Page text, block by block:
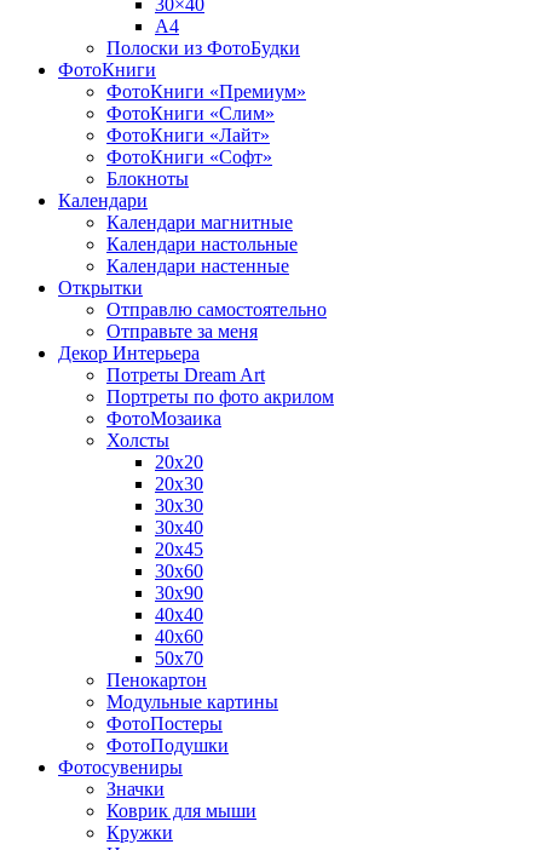
A4
Полоски из ФотоБудки
ФотоКниги
ФотоКниги «Премиум»
ФотоКниги «Слим»
ФотоКниги «Лайт»
ФотоКниги «Софт»
Блокноты
Календари
Календари магнитные
Календари настольные
Календари настенные
Открытки
Отправлю самостоятельно
Отправьте за меня
Декор Интерьера
Потреты Dream Art
Портреты по фото акрилом
ФотоМозаика
Холсты
20х20
20х30
30х30
30х40
20х45
30х60
30х90
40х40
40х60
50х70
Пенокартон
Модульные картины
ФотоПостеры
ФотоПодушки
Фотоcувениры
Значки
Коврик для мыши
Кружки